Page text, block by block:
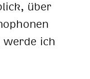
über
werde ich